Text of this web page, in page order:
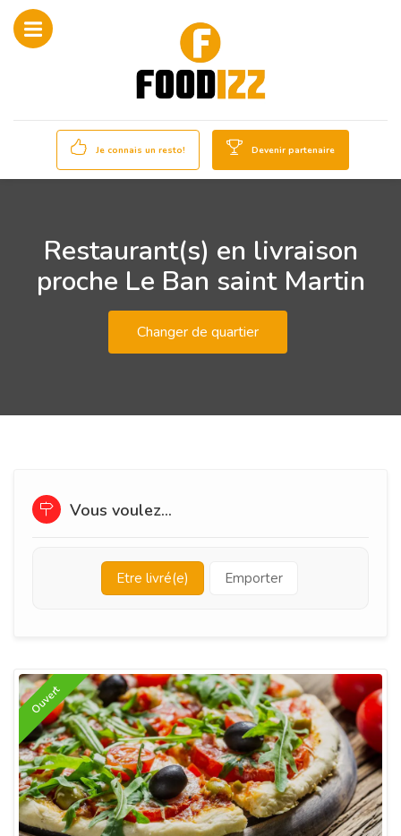
Je connais un resto! Devenir partenaire
Restaurant(s) en livraison
proche Le Ban saint Martin
Changer de quartier
Vous voulez...
Etre livré(e) Emporter
Ouvert